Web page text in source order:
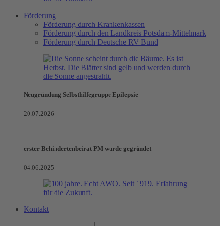
Förderung
Förderung durch Krankenkassen
Förderung durch den Landkreis Potsdam-Mittelmark
Förderung durch Deutsche RV Bund
Neugründung Selbsthilfegruppe Epilepsie
20.07.2026
erster Behindertenbeirat PM wurde gegründet
04.06.2025
Kontakt